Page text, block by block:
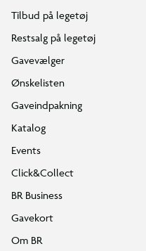
Tilbud på legetøj
Restsalg på legetøj
Gavevælger
Ønskelisten
Gaveindpakning
Katalog
Events
Click&Collect
BR Business
Gavekort
Om BR